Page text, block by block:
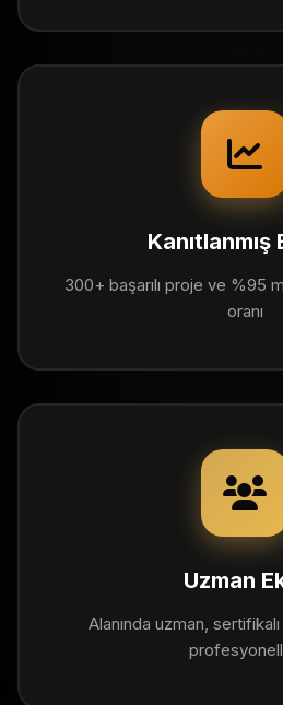
Kanıtlanmış
300+ başarılı proje ve %95
oranı
Uzman
Alanında uzman,